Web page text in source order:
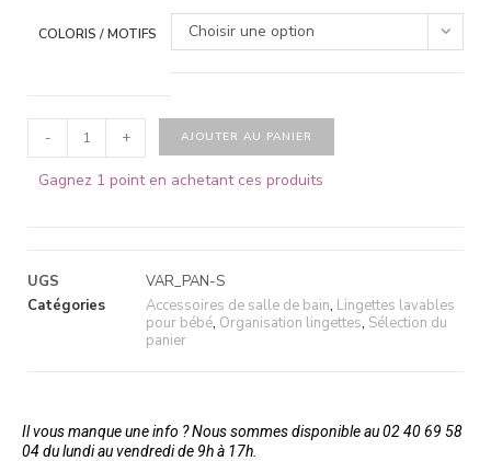
COLORIS / MOTIFS Choisir une option
- + AJOUTER AU PANIER
Gagnez 1 point en achetant ces produits
UGS
VAR_PAN-S
Catégories
Accessoires de salle de bain, Lingettes lavables
pour bébé, Organisation lingettes, Sélection du
panier
Il vous manque une info ? Nous sommes disponible au 02 40 69 58
04 du lundi au vendredi de 9h à 17h.